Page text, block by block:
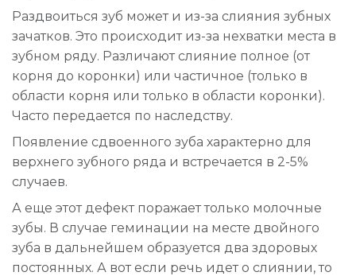
Раздвоиться зуб может и из-за слияния зубных
зачатков. Это происходит из-за нехватки места в
зубном ряду. Различают слияние полное (от
корня до коронки) или частичное (только в
области корня или только в области коронки).
Часто передается по наследству.
Появление сдвоенного зуба характерно для
верхнего зубного ряда и встречается в 2-5%
случаев.
А еще этот дефект поражает только молочные
зубы. В случае геминации на месте двойного
зуба в дальнейшем образуется два здоровых
постоянных. А вот если речь идет о слиянии, то